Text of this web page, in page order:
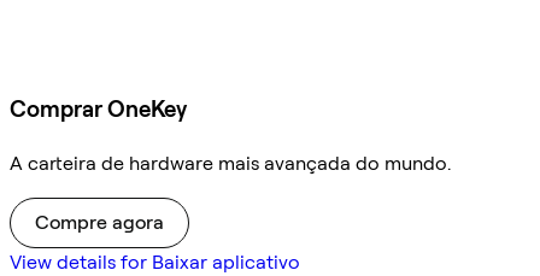
Comprar OneKey
A carteira de hardware mais avançada do mundo.
Compre agora
View details for Baixar aplicativo